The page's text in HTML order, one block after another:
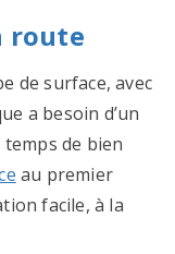
route
de surface, avec
a besoin d’un
de bien
au premier
facile, à la